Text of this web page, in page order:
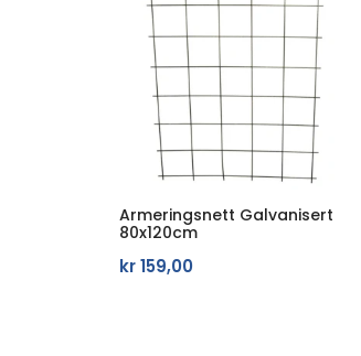
Armeringsnett Galvanisert
80x120cm
kr159,00